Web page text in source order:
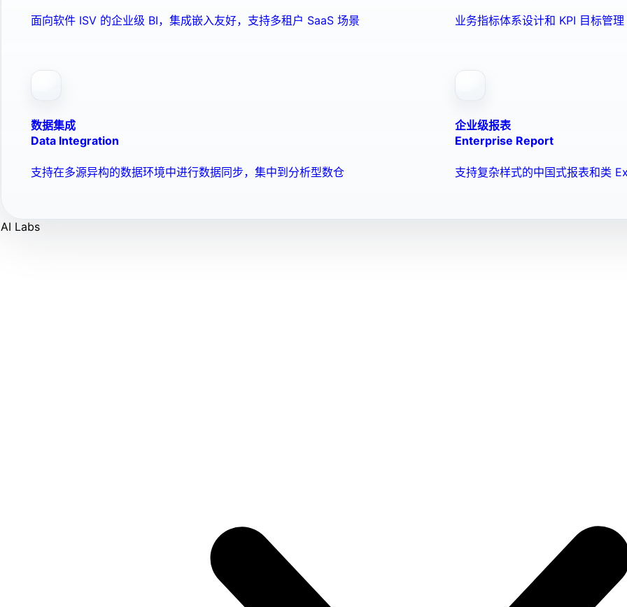
面向软件 ISV 的企业级 BI，集成嵌入友好，支持多租户 SaaS 场景 业务指标体系设计和 KPI 目标管理
数据集成
Data Integration
支持在多源异构的数据环境中进行数据同步，集中到分析型数仓
企业级报表
Enterprise Report
支持复杂样式的中国式报表和类
AI Labs